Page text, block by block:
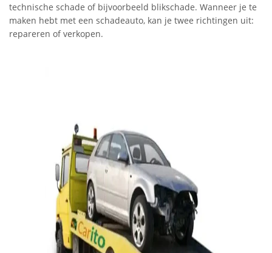
technische schade of bijvoorbeeld blikschade. Wanneer je te
maken hebt met een schadeauto, kan je twee richtingen uit:
repareren of verkopen.